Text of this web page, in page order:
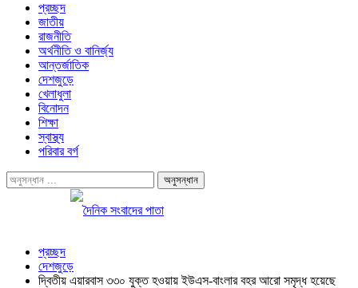
প্রচ্ছদ
জাতীয়
রাজনীতি
অর্থনীতি ও বানির্জ্য
আন্তর্জাতিক
দেশজুড়ে
খেলাধুলা
বিনোদন
শিক্ষা
স্বাস্থ্য
পরিবার বর্গ
প্রচ্ছদ
দেশজুড়ে
দ্বিতীয় এয়ারবাস ৩৩০ যুক্ত হওয়ায় ইউএস-বাংলার বহর আরো সমৃদ্ধ হয়েছে